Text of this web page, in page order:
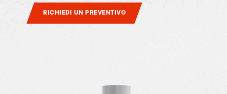
RICHIEDI UN PREVENTIVO